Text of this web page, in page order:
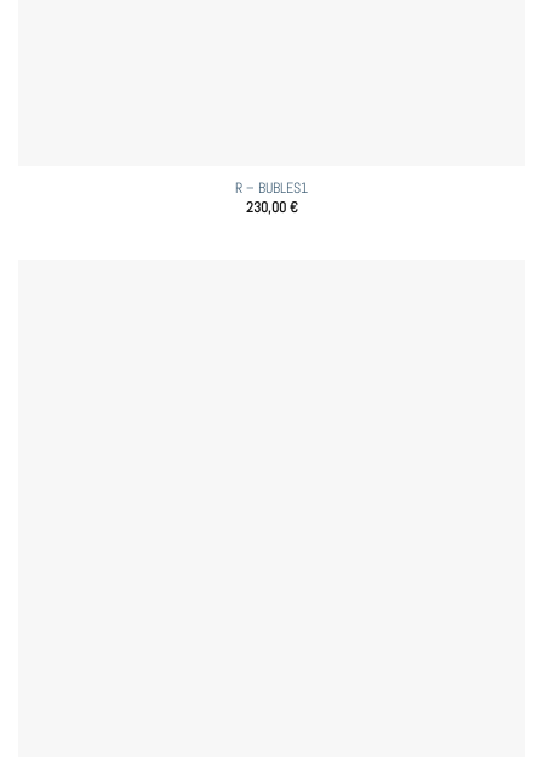
R – BUBLES1
230,00€